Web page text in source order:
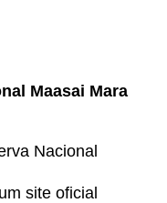
Maasai Mara
Nacional
site oficial